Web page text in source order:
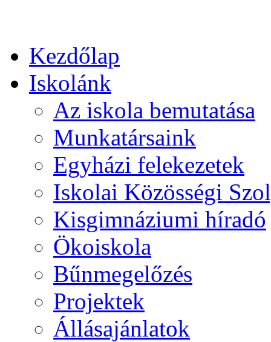
Kezdőlap
Iskolánk
Az iskola bemutatása
Munkatársaink
Egyházi felekezetek
Iskolai Közösségi
Kisgimnáziumi híradó
Ökoiskola
Bűnmegelőzés
Projektek
Állásajánlatok